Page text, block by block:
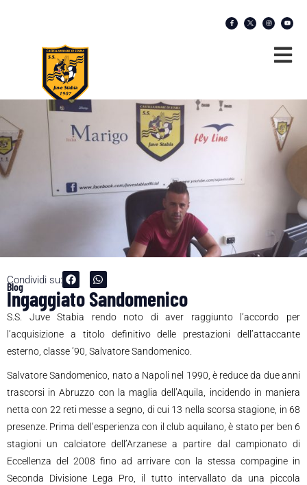
Condividi su:
Blog
Ingaggiato Sandomenico
S.S. Juve Stabia rendo noto di aver raggiunto l’accordo per
l’acquisizione a titolo definitivo delle prestazioni dell’attaccante
esterno, classe ’90, Salvatore Sandomenico.
Salvatore Sandomenico, nato a Napoli nel 1990, è reduce da due anni
trascorsi in Abruzzo con la maglia dell’Aquila, incidendo in maniera
netta con 22 reti messe a segno, di cui 13 nella scorsa stagione, in 68
presenze. Prima dell’esperienza con il club aquilano, è stato per ben 6
stagioni un calciatore dell’Arzanese a partire dal campionato di
Eccellenza del 2008 fino ad arrivare con la stessa compagine in
Seconda Divisione Lega Pro, il tutto intervallato da una piccola